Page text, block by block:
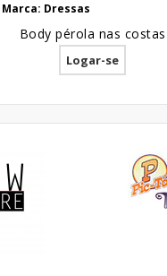
Marca: Dressas
Body pérola nas costas
Logar-se